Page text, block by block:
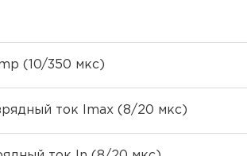
(10/350 мкс)
ток Imaх (8/20 мкс)